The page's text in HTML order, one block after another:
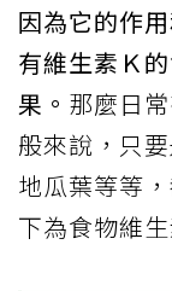
因為它的作
有維生素Ｋ
果。 那麼日
般來說，只
地瓜葉等等
下為食物維